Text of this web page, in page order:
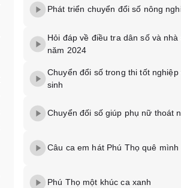
Phát triển chuyển đổi số nông
Hỏi đáp về điều tra dân số và
năm 2024
Chuyển đổi số trong thi tốt nghiệp
sinh
Chuyển đối số giúp phụ nữ thoát
Câu ca em hát Phú Thọ quê mình
Phú Thọ một khúc ca xanh